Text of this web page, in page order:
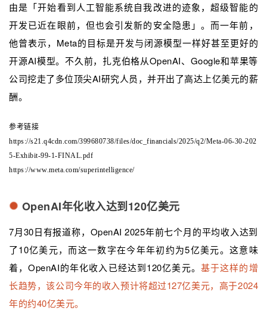
由是「开始看到人工智能系统自我改进的迹象，超级智能的
开发已近在眼前，但也会引发新的安全隐患」。而一年前，
他曾表示，Meta的目标是开发与闭源模型一样好甚至更好的
开源AI模型。不久前，扎克伯格从OpenAI、Google和苹果等
公司挖走了多位顶尖AI研究人员，并开出了高达上亿美元的薪
酬。
参考链接
https://s21.q4cdn.com/399680738/files/doc_financials/2025/q2/Meta-06-30-202
5-Exhibit-99-1-FINAL.pdf
https://www.meta.com/superintelligence/
OpenAI年化收入达到120亿美元
7月30日有报道称，OpenAI 2025年前七个月的平均收入达到
了10亿美元，而这一数字在今年年初约为5亿美元。这意味
着，OpenAI的年化收入已经达到120亿美元。 基于这样的增
长趋势，该公司今年的收入预计将超过127亿美元，高于2024
年的约40亿美元。